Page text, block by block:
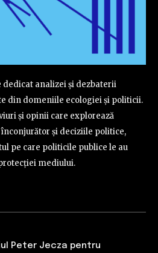
dedicat analizei și dezbaterii
din domeniile ecologiei și politicii.
și opinii care explorează
și deciziile politice,
pe care politicile publice le au
mediului.
Peter Jecza pentru